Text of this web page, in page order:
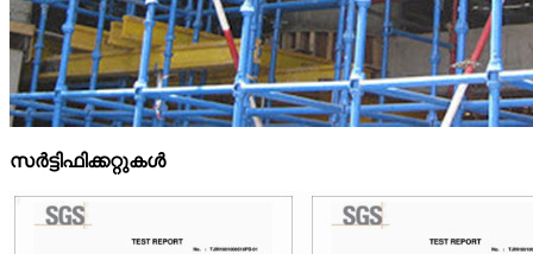
സർട്ടിഫിക്കറ്റുകൾ